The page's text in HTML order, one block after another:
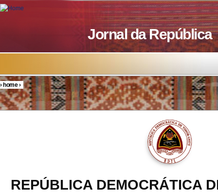
Skip to main content
Jornal da República
You are here
›home›
REPÚBLICA DEMOCRÁTICA